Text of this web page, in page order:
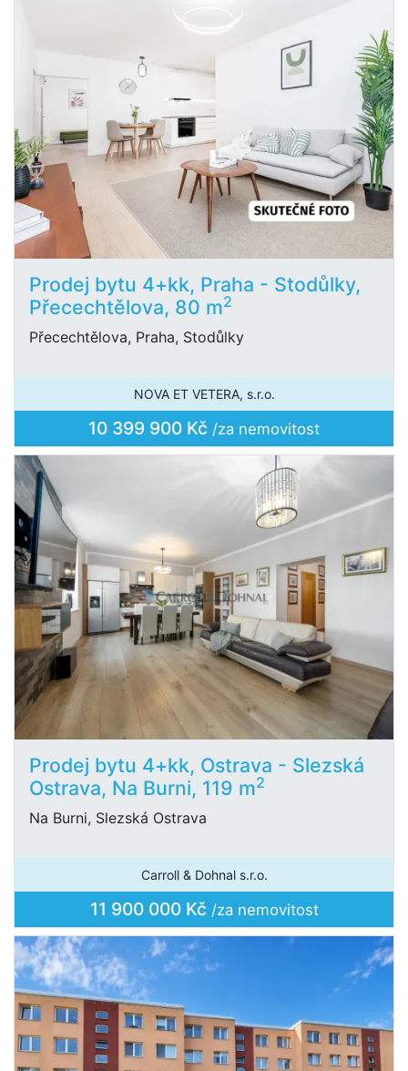
Prodej bytu 4+kk, Praha - Stodůlky,
Přecechtělova, 80 m2
Přecechtělova, Praha, Stodůlky
NOVA ET VETERA, s.r.o.
10 399 900 Kč /za nemovitost
Prodej bytu 4+kk, Ostrava - Slezská
Ostrava, Na Burni, 119 m2
Na Burni, Slezská Ostrava
Carroll & Dohnal s.r.o.
11 900 000 Kč /za nemovitost